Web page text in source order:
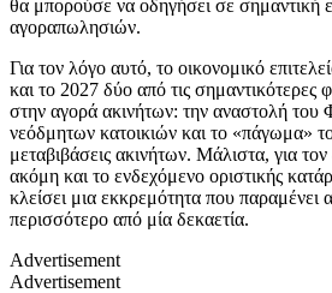
θα μπορούσε να οδηγήσει σε σημαντική
αγοραπωλησιών.
Για τον λόγο αυτό, το οικονομικό
και το 2027 δύο από τις σημαντικότερες
στην αγορά ακινήτων: την αναστολή
νεόδμητων κατοικιών και το «πάγωμα»
μεταβιβάσεις ακινήτων. Μάλιστα, για τον
ακόμη και το ενδεχόμενο οριστικής
κλείσει μια εκκρεμότητα που παραμένει
περισσότερο από μία δεκαετία.
Advertisement
Advertisement